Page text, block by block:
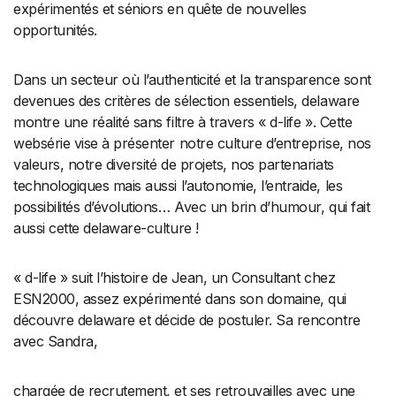
expérimentés et séniors en quête de nouvelles
opportunités.
Dans un secteur où l’authenticité et la transparence sont
devenues des critères de sélection essentiels, delaware
montre une réalité sans filtre à travers « d-life ». Cette
websérie vise à présenter notre culture d’entreprise, nos
valeurs, notre diversité de projets, nos partenariats
technologiques mais aussi l’autonomie, l’entraide, les
possibilités d’évolutions… Avec un brin d’humour, qui fait
aussi cette delaware-culture !
« d-life » suit l’histoire de Jean, un Consultant chez
ESN2000, assez expérimenté dans son domaine, qui
découvre delaware et décide de postuler. Sa rencontre
avec Sandra,
chargée de recrutement, et ses retrouvailles avec une